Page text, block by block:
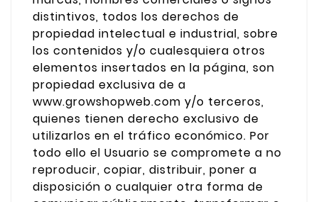
distintivos, todos los derechos de
propiedad intelectual e industrial, sobre
los contenidos y/o cualesquiera otros
elementos insertados en la página, son
propiedad exclusiva de a
www.growshopweb.com y/o terceros,
quienes tienen derecho exclusivo de
utilizarlos en el tráfico económico. Por
todo ello el Usuario se compromete a no
reproducir, copiar, distribuir, poner a
disposición o cualquier otra forma de